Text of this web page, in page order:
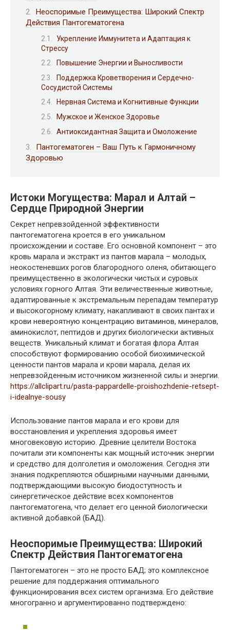
Неоспоримые Преимущества: Широкий Спектр
Действия Пантогематогена
Укрепление Иммунитета и Адаптация к
Стрессу
Повышение Энергии и Выносливости
Поддержка Кроветворения и Сердечно-
Сосудистой Системы
Нервная Система и Когнитивные Функции
Мужское и Женское Здоровье
Антиоксидантная Защита и Омоложение
Пантогематоген – Ваш Путь к Гармоничному
Здоровью
Истоки Могущества: Марал и Алтай –
Сердце Природной Энергии
Секрет непревзойденной эффективности
пантогематогена кроется в его уникальном
происхождении и составе. Его основной компонент – это
кровь марала и экстракт из пантов марала – молодых,
неокостеневших рогов благородного оленя, обитающего
преимущественно в экологически чистых и суровых
условиях горного Алтая. Эти величественные животные,
адаптированные к экстремальным перепадам температур
и высокогорному климату, накапливают в своих пантах и
крови невероятную концентрацию витаминов, минералов,
аминокислот, пептидов и других биологически активных
веществ. Уникальный климат и богатая флора Алтая
способствуют формированию особой биохимической
ценности пантов марала и крови марала, делая их
непревзойденным источником жизненной силы и энергии.
https://allclipart.ru/pasta-pappardelle-proishozhdenie-retsept-
i-idealnye-sousy
Использование пантов марала и его крови для
восстановления и укрепления здоровья имеет
многовековую историю. Древние целители Востока
почитали эти компоненты как мощный источник энергии
и средство для долголетия и омоложения. Сегодня эти
знания подкрепляются обширными научными данными,
подтверждающими высокую биодоступность и
синергетическое действие всех компонентов
пантогематогена, что делает его ценной биологически
активной добавкой (БАД).
Неоспоримые Преимущества: Широкий
Спектр Действия Пантогематогена
Пантогематоген – это не просто БАД; это комплексное
решение для поддержания оптимального
функционирования всех систем организма. Его действие
многогранно и аргументированно подтверждено: